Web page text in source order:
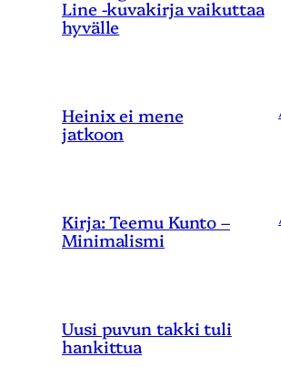
Line -kuvakirja vaikuttaa
hyvälle
Heinix ei mene
jatkoon
Kirja: Teemu Kunto –
Minimalismi
Uusi puvun takki tuli
hankittua